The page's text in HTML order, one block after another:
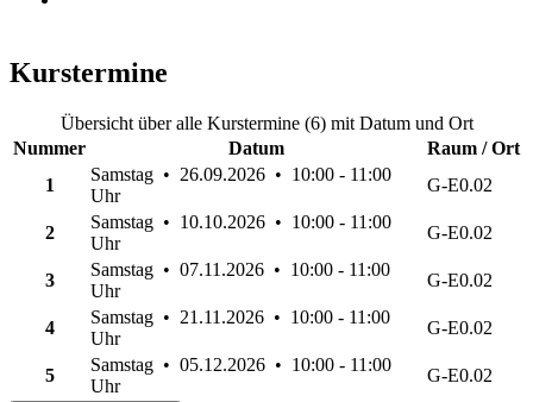
Kurstermine
Übersicht über alle Kurstermine (6) mit Datum und Ort
Nummer
Datum
Raum / Ort
1
Samstag • 26.09.2026 • 10:00 - 11:00
Uhr
G-E0.02
2
Samstag • 10.10.2026 • 10:00 - 11:00
Uhr
G-E0.02
3
Samstag • 07.11.2026 • 10:00 - 11:00
Uhr
G-E0.02
4
Samstag • 21.11.2026 • 10:00 - 11:00
Uhr
G-E0.02
5
Samstag • 05.12.2026 • 10:00 - 11:00
Uhr
G-E0.02